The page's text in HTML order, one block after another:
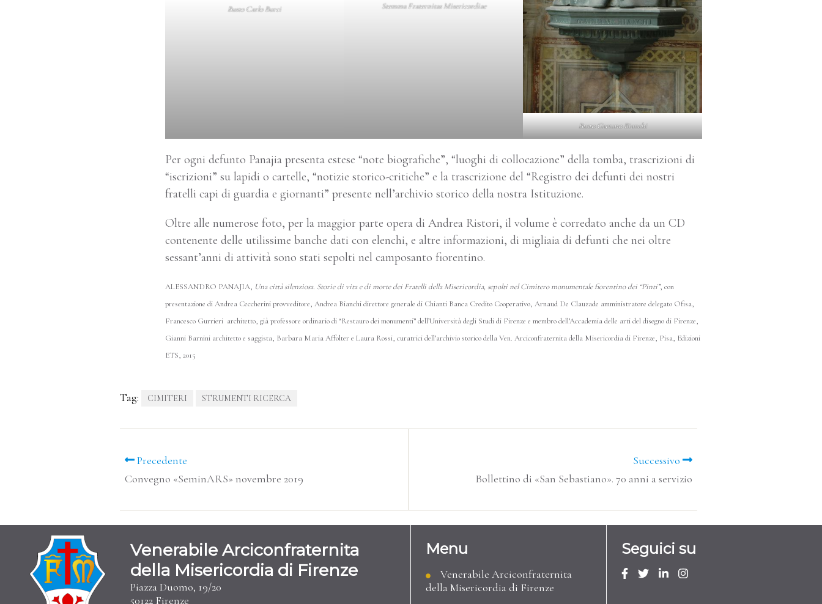
Busto Carlo Burci Stemma Fraternitas Misericordiae
Busto Gaetano Bianchi
Per ogni defunto Panajia presenta estese “note biografiche”, “luoghi di collocazione” della tomba, trascrizioni di
“iscrizioni” su lapidi o cartelle, “notizie storico-critiche” e la trascrizione del “Registro dei defunti dei nostri
fratelli capi di guardia e giornanti” presente nell’archivio storico della nostra Istituzione.
Oltre alle numerose foto, per la maggior parte opera di Andrea Ristori, il volume è corredato anche da un CD
contenente delle utilissime banche dati con elenchi, e altre informazioni, di migliaia di defunti che nei oltre
sessant’anni di attività sono stati sepolti nel camposanto fiorentino.
ALESSANDRO PANAJIA, Una città silenziosa. Storie di vita e di morte dei Fratelli della Misericordia, sepolti nel Cimitero monumentale fiorentino dei “Pinti”, con
presentazione di Andrea Ceccherini provveditore, Andrea Bianchi direttore generale di Chianti Banca Credito Cooperativo, Arnaud De Clauzade amministratore delegato Ofisa,
Francesco Gurrieri architetto, già professore ordinario di “Restauro dei monumenti” dell’Università degli Studi di Firenze e membro dell’Accademia delle arti del disegno di Firenze,
Gianni Barnini architetto e saggista, Barbara Maria Affolter e Laura Rossi, curatrici dell’archivio storico della Ven. Arciconfraternita della Misericordia di Firenze, Pisa, Edizioni
ETS, 2015
Tag: CIMITERI STRUMENTI RICERCA
Precedente
Convegno «SeminARS» novembre 2019
Successivo
Bollettino di «San Sebastiano». 70 anni a servizio
Venerabile Arciconfraternita
della Misericordia di Firenze
Piazza Duomo, 19/20
50122 Firenze
Menu
Venerabile Arciconfraternita
della Misericordia di Firenze
Seguici su